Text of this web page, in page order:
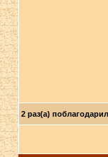
2 раз(а)